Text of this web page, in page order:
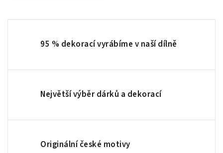
95 % dekorací vyrábíme v naší dílně
Největší výběr dárků a dekorací
Originální české motivy